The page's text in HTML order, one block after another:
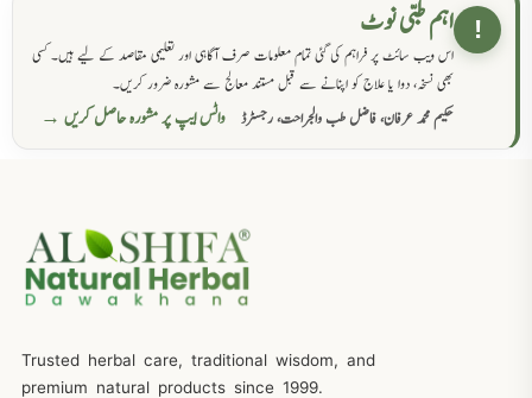
! اہم طبی نوٹ
اس ویب سائٹ پر فراہم کی گئی تمام معلومات صرف آگاہی اور تعلیمی مقاصد کے لیے ہیں۔ کسی
بھی نسخہ، دوا یا علاج کو اپنانے سے قبل مستند معالج سے مشورہ ضرور کریں۔
حکیم محمد عرفان، فاضل طب والجراحت، رجسٹرڈ
واٹس ایپ پر مشورہ حاصل کریں →
Trusted herbal care, traditional wisdom, and
premium natural products since 1999.